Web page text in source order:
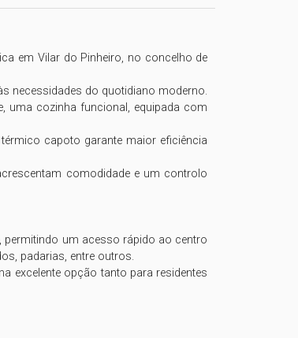
em Vilar do Pinheiro, no concelho de
necessidades do quotidiano moderno.
uma cozinha funcional, equipada com
capoto garante maior eficiência
comodidade e um controlo
permitindo um acesso rápido ao centro
padarias, entre outros.
excelente opção tanto para residentes